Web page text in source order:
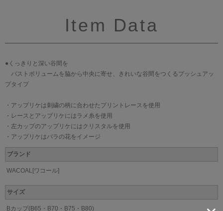
Item Data
●くっきりと深い谷間を
バストボリュームを脇から中央に寄せ、きれいな谷間をつくるプッシュアッ
プタイプ
・アップリケは刺繍の柄に合わせたプリントレースを使用
・レースとアップリケにはラメ糸を使用
・左カップのアップリケにはクリスタルを使用
・アップリケはバラの花をイメージ
ブランド
WACOAL[ワコール]
サイズ
Bカップ(B65・B70・B75・B80)